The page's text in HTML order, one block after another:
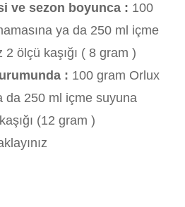
ve sezon boyunca : 100
ya da 250 ml içme
ölçü kaşığı ( 8 gram )
: 100 gram Orlux
da 250 ml içme suyuna
(12 gram )